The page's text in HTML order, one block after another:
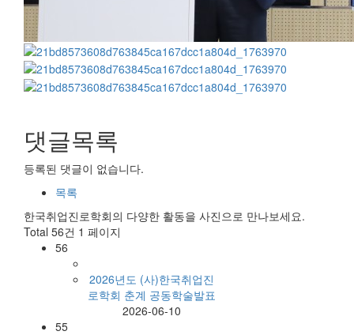
댓글목록
등록된 댓글이 없습니다.
목록
한국취업진로학회의 다양한 활동을 사진으로 만나보세요.
Total 56건 1 페이지
56
2026년도 (사)한국취업진
로학회 춘계 공동학술발표
2026-06-10
55